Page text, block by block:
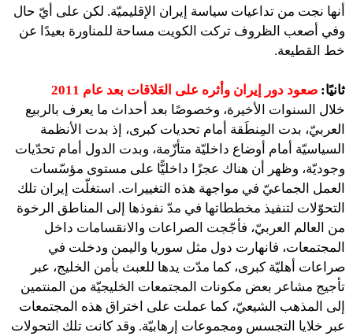
أنها نجت من تداعيات سياسة إيران الإقليميّة. لكن على أيّ حال
وفي أصعب الظروف تركت الكويت مساحة للمناورة بعيدًا عن
خط القطيعة.
ثانيًا: صعود دور إيران وأثره على العَلاقات بعد عام 2011
خلال السنوات الأخيرة، وخصوصًا بعد أحداث ما يعرف بالربيع
العربيّ، بدت المِنطَقة أمام تحديات كبرى، إذ بدت الأنظمة
السياسيّة أمام أوضاع داخليّة متأزّمة، وبدت الدول أمام تحدّيات
وجوديّة، وظهر أن هناك عجزًا داخليًّا على مستوى مؤسّسات
العمل الجماعيّ في مواجهة هذه التغييرات. استغلّت إيران تلك
التحوّلات لتنفيذ مخططاتها في مدّ نفوذها إلى المناطق الرخوة
من العالم العربيّ، فأجّجت الصراعات والانقسامات داخل
المجتمعات، فانهارت دول مثل سوريا واليمن ودخلت في
صراعات أهليّة كبرى، كما مدّت يدها للعبث بأمن الخليج، عبر
تأجيج مشاعر بعض مكونات المجتمعات الخليجيّة من المنتمين
إلى المذهب الشيعيّ، كما عملت على اختراق هذه المجتمعات
عبر خلايا التجسس ومجموعات إرهابيّة. وقد كانت تلك التحولات